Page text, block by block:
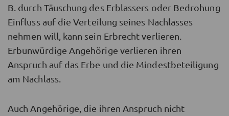
B. durch Täuschung des Erblassers oder Bedrohung
Einfluss auf die Verteilung seines Nachlasses
nehmen will, kann sein Erbrecht verlieren.
Erbunwürdige Angehörige verlieren ihren
Anspruch auf das Erbe und die Mindestbeteiligung
am Nachlass.
Auch Angehörige, die ihren Anspruch nicht